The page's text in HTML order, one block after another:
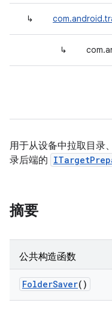
↳
↳
用于从设备中拉取目录
录后端的
摘要
公共构造函数
FolderSaver()